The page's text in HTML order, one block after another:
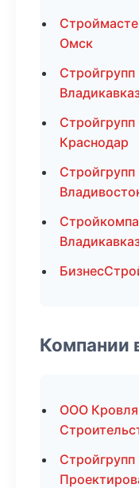
Омск
Краснодар
Компании
ООО